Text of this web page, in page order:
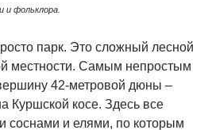
и фольклора.
парк. Это сложный лесной
местности. Самым непростым
42-метровой дюны –
Куршской косе. Здесь все
соснами и елями, по которым